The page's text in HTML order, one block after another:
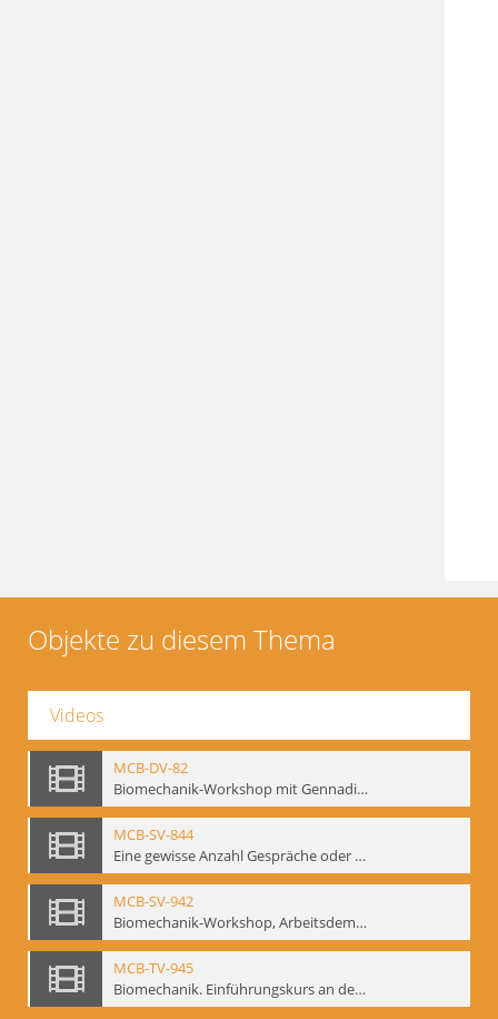
Objekte zu diesem Thema
Videos
MCB-DV-82
Biomechanik-Workshop mit Gennadij Bogdanow, Berlin, 1997
MCB-SV-844
Eine gewisse Anzahl Gespräche oder das völlig unbearbeitete Stundenbuch, Berlin 1995.
MCB-SV-942
Biomechanik-Workshop, Arbeitsdemonstration in der Staatsoper unter den Linden 2002
MCB-TV-945
Biomechanik. Einführungskurs an der HfS "Ernst Busch" 1995 (Vorarbeiten zu den Inszenierungen von T. Ostermeier u. Chr. v. Treskow). Teil 2